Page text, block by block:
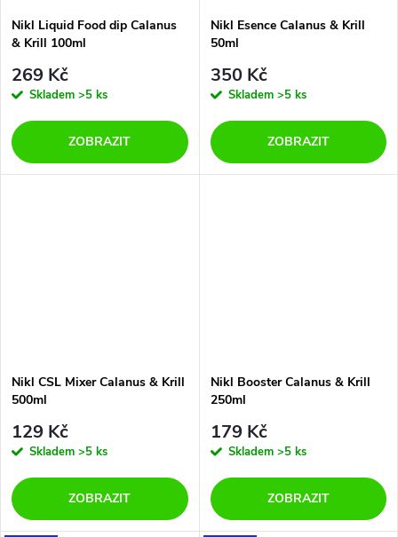
Nikl Liquid Food dip Calanus
& Krill 100ml
269 Kč
Skladem >5 ks
ZOBRAZIT
Nikl Esence Calanus & Krill
50ml
350 Kč
Skladem >5 ks
ZOBRAZIT
Nikl CSL Mixer Calanus & Krill
500ml
129 Kč
Skladem >5 ks
ZOBRAZIT
Nikl Booster Calanus & Krill
250ml
179 Kč
Skladem >5 ks
ZOBRAZIT